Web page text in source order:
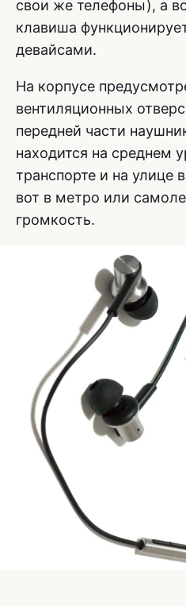
свои же телефоны), а
клавиша
девайсами.
На корпусе
вентиляционных
передней части
находится на среднем
транспорте и на улице
вот в метро или
громкость.